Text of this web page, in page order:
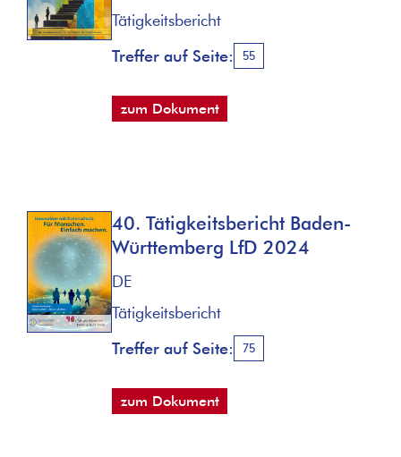
Tätigkeitsbericht
Treffer auf Seite:
55
zum Dokument
40. Tätigkeitsbericht Baden-
Württemberg LfD 2024
DE
Tätigkeitsbericht
Treffer auf Seite:
75
zum Dokument